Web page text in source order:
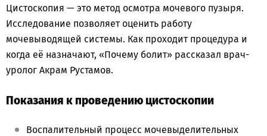
Цистоскопия — это метод осмотра мочевого пузыря.
Исследование позволяет оценить работу
мочевыводящей системы. Как проходит процедура и
когда её назначают, «Почему болит» рассказал врач-
уролог Акрам Рустамов.
Показания к проведению цистоскопии
Воспалительный процесс мочевыделительных